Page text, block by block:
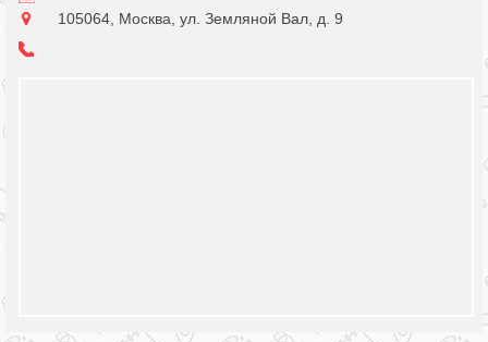
105064, Москва, ул. Земляной Вал, д. 9